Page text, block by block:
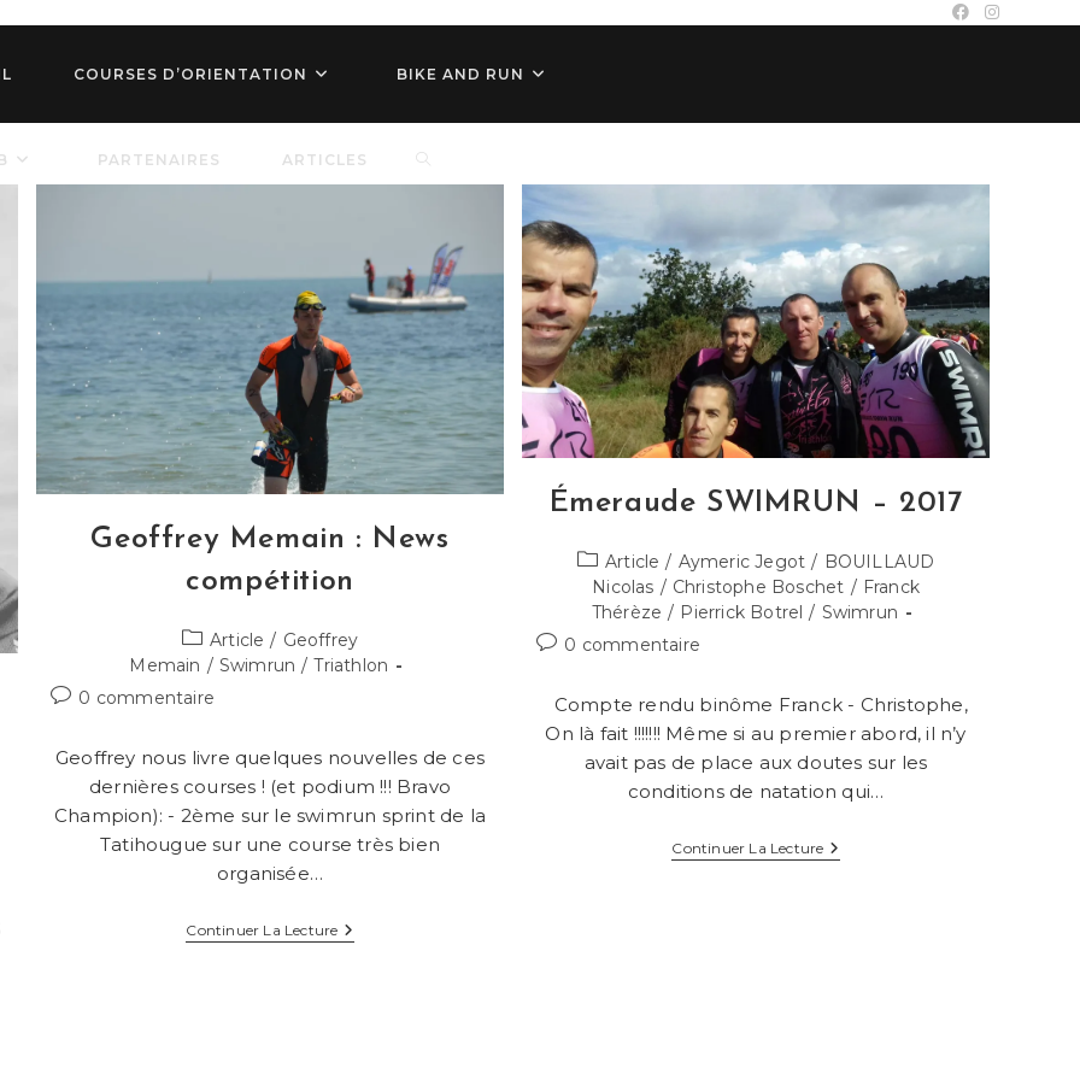
COURSES D’ORIENTATION BIKE AND RUN
PARTENAIRES ARTICLES TOGGLE
WEBSITE
SEARCH
Geoffrey Memain : News
compétition
Post
category:
Article / Geoffrey
Memain / Swimrun / Triathlon
Commentaires
la
publication :
0 commentaire
Geoffrey nous livre quelques nouvelles de ces
dernières courses ! (et podium !!! Bravo
Champion): - 2ème sur le swimrun sprint de la
Tatihougue sur une course très bien
organisée…
Continuer La LectureGeoffrey
Émeraude SWIMRUN – 2017
Post
category:
Article / Aymeric Jegot / BOUILLAUD
Nicolas / Christophe Boschet / Franck
Thérèze / Pierrick Botrel / Swimrun
Commentaires
publication :
0 commentaire
Compte rendu binôme Franck - Christophe,
On là fait !!!!!!! Même si au premier abord, il n’y
avait pas de place aux doutes sur les
conditions de natation qui…
Continuer La LectureÉmeraude
SWIMRUN